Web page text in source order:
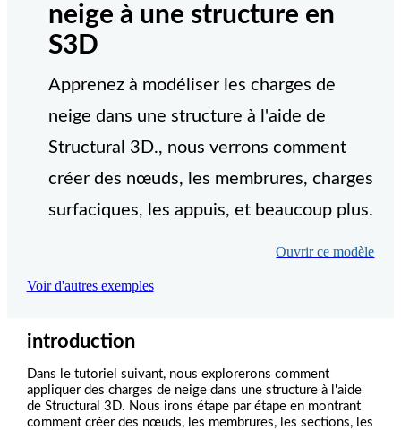
neige à une structure en
S3D
Apprenez à modéliser les charges de
neige dans une structure à l'aide de
Structural 3D., nous verrons comment
créer des nœuds, les membrures, charges
surfaciques, les appuis, et beaucoup plus.
Ouvrir ce modèle
Voir d'autres exemples
introduction
Dans le tutoriel suivant, nous explorerons comment
appliquer des charges de neige dans une structure à l'aide
de Structural 3D. Nous irons étape par étape en montrant
comment créer des nœuds, les membrures, les sections, les